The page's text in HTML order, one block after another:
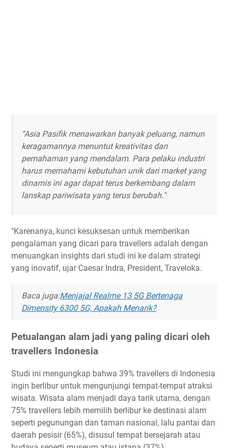
“Asia Pasifik menawarkan banyak peluang, namun
keragamannya menuntut kreativitas dan
pemahaman yang mendalam. Para pelaku industri
harus memahami kebutuhan unik dari market yang
dinamis ini agar dapat terus berkembang dalam
lanskap pariwisata yang terus berubah."
"Karenanya, kunci kesuksesan untuk memberikan
pengalaman yang dicari para travellers adalah dengan
menuangkan insights dari studi ini ke dalam strategi
yang inovatif, ujar Caesar Indra, President, Traveloka.
Baca juga:Menjajal Realme 13 5G Bertenaga
Dimensity 6300 5G, Apakah Menarik?
Petualangan alam jadi yang paling dicari oleh
travellers Indonesia
Studi ini mengungkap bahwa 39% travellers di Indonesia
ingin berlibur untuk mengunjungi tempat-tempat atraksi
wisata. Wisata alam menjadi daya tarik utama, dengan
75% travellers lebih memilih berlibur ke destinasi alam
seperti pegunungan dan taman nasional, lalu pantai dan
daerah pesisir (65%), disusul tempat bersejarah atau